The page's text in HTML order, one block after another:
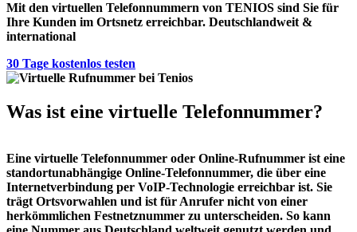
Mit den virtuellen Telefonnummern von TENIOS sind Sie für
Ihre Kunden im Ortsnetz erreichbar. Deutschlandweit &
international
30 Tage kostenlos testen
Was ist eine virtuelle Telefonnummer?
Eine virtuelle Telefonnummer oder Online-Rufnummer ist eine
standortunabhängige Online-Telefonnummer, die über eine
Internetverbindung per VoIP-Technologie erreichbar ist. Sie
trägt Ortsvorwahlen und ist für Anrufer nicht von einer
herkömmlichen Festnetznummer zu unterscheiden. So kann